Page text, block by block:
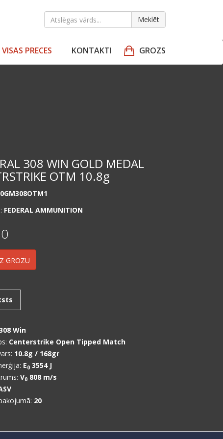
Meklēt
VISAS PRECES KONTAKTI GROZS
308 WIN GOLD MEDAL
OTM 10.8g
FEDERAL AMMUNITION
GROZU
Win
Centerstrike Open Tipped Match
10.8g / 168gr
E0 3554 J
V0 808 m/s
20